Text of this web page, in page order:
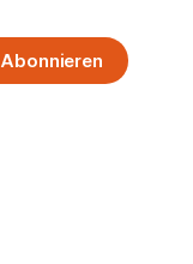
Abonnieren